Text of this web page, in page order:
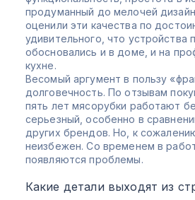
продуманный до мелочей дизайн
оценили эти качества по
удивительного, что устройства
обосновались и в доме, и на
кухне.
Весомый аргумент в пользу
долговечность. По отзывам
пять лет мясорубки работают
серьезный, особенно в
других брендов. Но, к
неизбежен. Со временем в
появляются проблемы.
Какие детали выходят из